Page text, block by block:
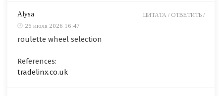
Alysa
26 июля 2026 16:47
roulette wheel selection
References:
tradelinx.co.uk
ЦИТАТА / ОТВЕТИТЬ /